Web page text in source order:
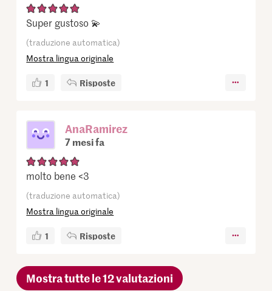
Super gustoso 💫
(traduzione automatica)
Mostra lingua originale
1 Risposte
AnaRamirez
7 mesi fa
molto bene <3
(traduzione automatica)
Mostra lingua originale
1 Risposte
Mostra tutte le 12 valutazioni